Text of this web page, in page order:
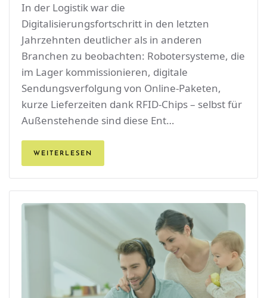
In der Logistik war die
Digitalisierungsfortschritt in den letzten
Jahrzehnten deutlicher als in anderen
Branchen zu beobachten: Robotersysteme, die
im Lager kommissionieren, digitale
Sendungsverfolgung von Online-Paketen,
kurze Lieferzeiten dank RFID-Chips – selbst für
Außenstehende sind diese Ent…
WEITERLESEN